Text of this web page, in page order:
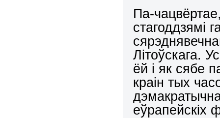
Па-
стагоддзямі
Літоўскага.
ёй і як сябе
краін тых
еўрапейскіх